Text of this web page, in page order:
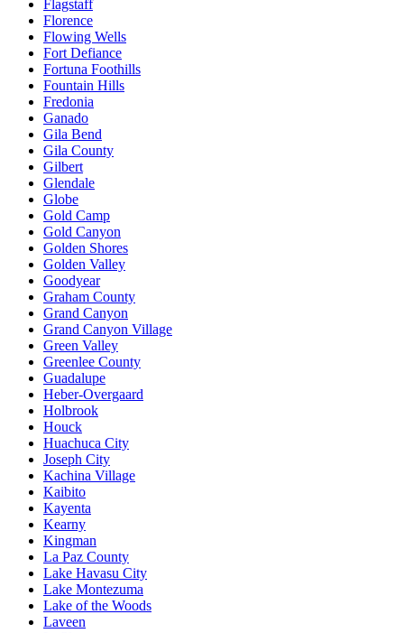
Flagstaff
Florence
Flowing Wells
Fort Defiance
Fortuna Foothills
Fountain Hills
Fredonia
Ganado
Gila Bend
Gila County
Gilbert
Glendale
Globe
Gold Camp
Gold Canyon
Golden Shores
Golden Valley
Goodyear
Graham County
Grand Canyon
Grand Canyon Village
Green Valley
Greenlee County
Guadalupe
Heber-Overgaard
Holbrook
Houck
Huachuca City
Joseph City
Kachina Village
Kaibito
Kayenta
Kearny
Kingman
La Paz County
Lake Havasu City
Lake Montezuma
Lake of the Woods
Laveen